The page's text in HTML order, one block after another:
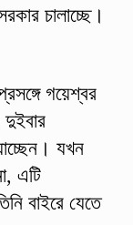
চালাচ্ছে।
গয়েশ্বর
দুইবার
যখন
এটি
বাইরে যেতে